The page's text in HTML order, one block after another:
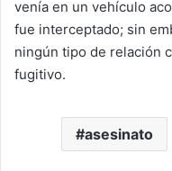
venía en un vehículo
fue interceptado; sin
ningún tipo de relación
fugitivo.
asesinato